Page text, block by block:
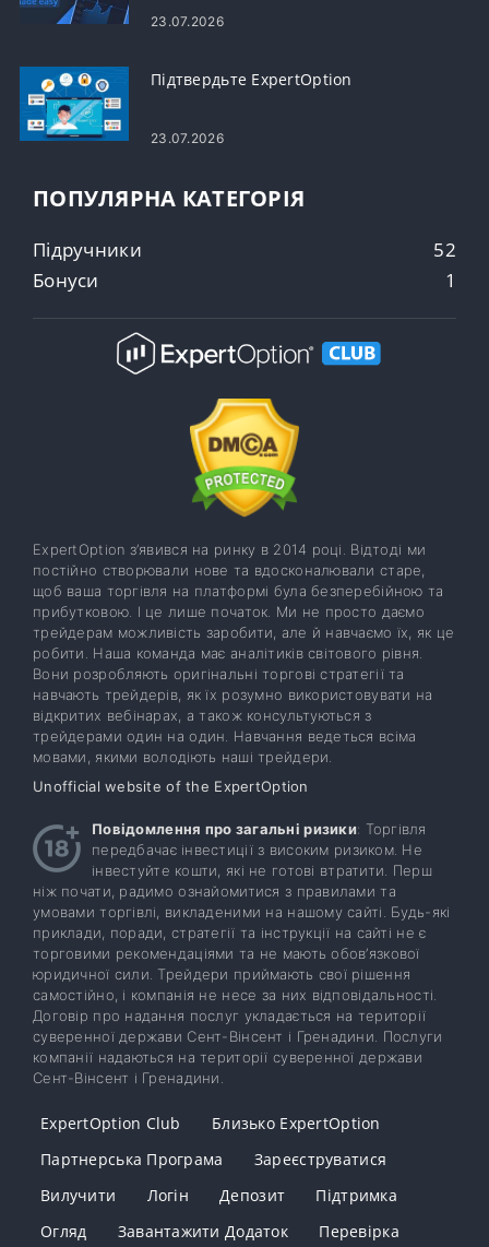
iOS
23.07.2026
Підтвердьте ExpertOption
23.07.2026
ПОПУЛЯРНА КАТЕГОРІЯ
Підручники
52
Бонуси
1
ExpertOption з’явився на ринку в 2014 році. Відтоді ми
постійно створювали нове та вдосконалювали старе,
щоб ваша торгівля на платформі була безперебійною та
прибутковою. І це лише початок. Ми не просто даємо
трейдерам можливість заробити, але й навчаємо їх, як це
робити. Наша команда має аналітиків світового рівня.
Вони розробляють оригінальні торгові стратегії та
навчають трейдерів, як їх розумно використовувати на
відкритих вебінарах, а також консультуються з
трейдерами один на один. Навчання ведеться всіма
мовами, якими володіють наші трейдери.
Unofficial website of the ExpertOption
Повідомлення про загальні ризики: Торгівля
передбачає інвестиції з високим ризиком. Не
інвестуйте кошти, які не готові втратити. Перш
ніж почати, радимо ознайомитися з правилами та
умовами торгівлі, викладеними на нашому сайті. Будь-які
приклади, поради, стратегії та інструкції на сайті не є
торговими рекомендаціями та не мають обов’язкової
юридичної сили. Трейдери приймають свої рішення
самостійно, і компанія не несе за них відповідальності.
Договір про надання послуг укладається на території
суверенної держави Сент-Вінсент і Гренадини. Послуги
компанії надаються на території суверенної держави
Сент-Вінсент і Гренадини.
ExpertOption Club
Близько ExpertOption
Партнерська Програма
Зареєструватися
Вилучити
Логін Депозит
Підтримка
Огляд
Завантажити Додаток Перевірка